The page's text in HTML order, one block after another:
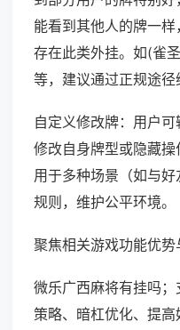
能看到其他人的牌一
存在此类外挂。如(雀
等，建议通过正规途径
自定义修改牌：用户可
修改自身牌型或隐藏操
用于多种场景（如与
规则，维护公平环境。
聚焦相关游戏功能优势
微乐广西麻将有挂吗
策略、暗杠优化、提